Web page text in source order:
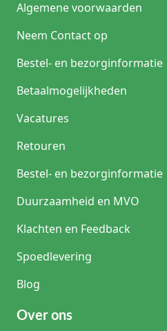
Algemene voorwaarden
Neem Contact op
Bestel- en bezorginformatie
Betaalmogelijkheden
Vacatures
Retouren
Bestel- en bezorginformatie
Duurzaamheid en MVO
Klachten en Feedback
Spoedlevering
Blog
Over ons